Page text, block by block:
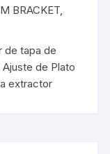
BRACKET
de tapa de
de Plato
extractor